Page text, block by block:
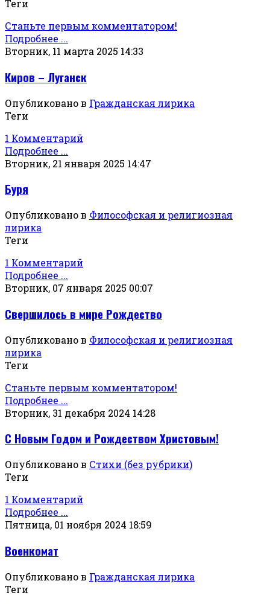
Теги
Станьте первым комментатором!
Подробнее ...
Вторник, 11 марта 2025 14:33
Киров – Луганск
Опубликовано в Гражданская лирика
Теги
1 Комментарий
Подробнее ...
Вторник, 21 января 2025 14:47
Буря
Опубликовано в Философская и религиозная
лирика
Теги
1 Комментарий
Подробнее ...
Вторник, 07 января 2025 00:07
Свершилось в мире Рождество
Опубликовано в Философская и религиозная
лирика
Теги
Станьте первым комментатором!
Подробнее ...
Вторник, 31 декабря 2024 14:28
С Новым Годом и Рождеством Христовым!
Опубликовано в Стихи (без рубрики)
Теги
1 Комментарий
Подробнее ...
Пятница, 01 ноября 2024 18:59
Военкомат
Опубликовано в Гражданская лирика
Теги